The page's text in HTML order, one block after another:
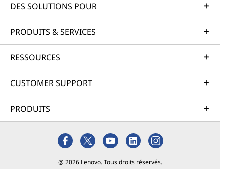
DES SOLUTIONS POUR
PRODUITS & SERVICES
RESSOURCES
CUSTOMER SUPPORT
PRODUITS
@ 2026 Lenovo. Tous droits réservés.